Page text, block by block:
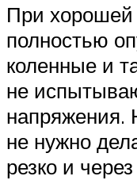
При хорошей
полностью
коленные и
не
не нужно
резко и